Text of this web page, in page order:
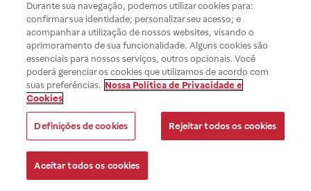
Durante sua navegação, podemos utilizar cookies para:
confirmar sua identidade; personalizar seu acesso; e
acompanhar a utilização de nossos websites, visando o
aprimoramento de sua funcionalidade. Alguns cookies são
essenciais para nossos serviços, outros opcionais. Você
poderá gerenciar os cookies que utilizamos de acordo com
suas preferências. Nossa Política de Privacidade e
Cookies
Definições de cookies Rejeitar todos os cookies
Aceitar todos os cookies